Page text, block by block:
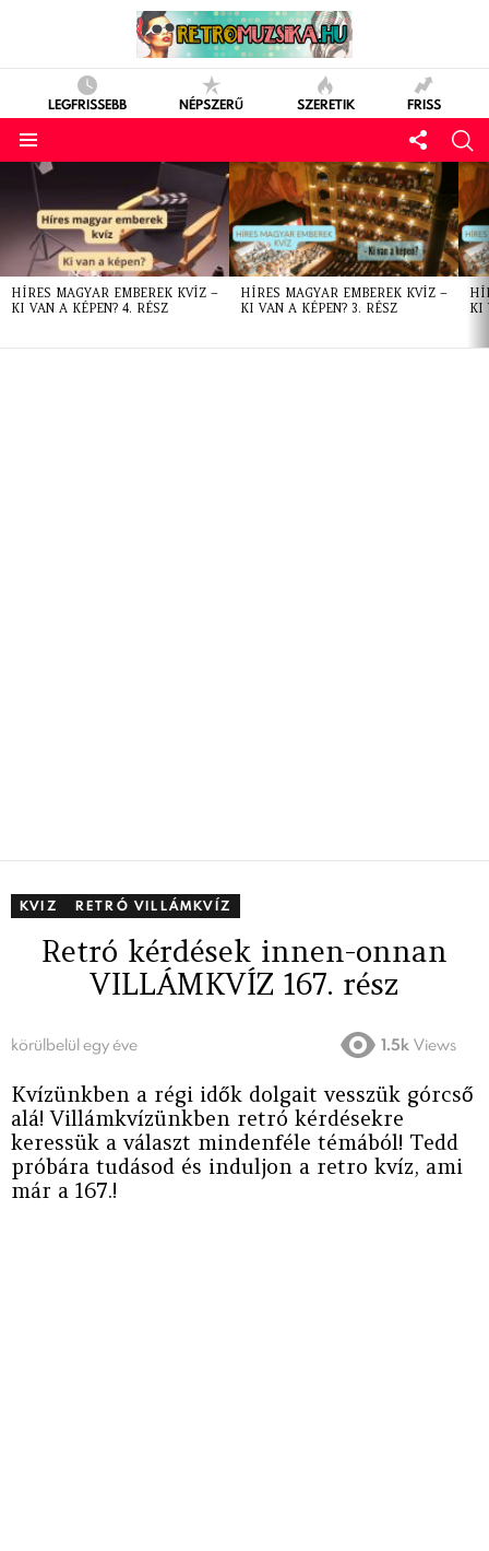
LEGFRISSEBB NÉPSZERŰ SZERETIK FRISS
LATEST
STORIES
HÍRES MAGYAR EMBEREK KVÍZ –
KI VAN A KÉPEN? 4. RÉSZ
HÍRES MAGYAR EMBEREK KVÍZ –
KI VAN A KÉPEN? 3. RÉSZ
KI
KVIZ RETRÓ VILLÁMKVÍZ
Retró kérdések innen-onnan
VILLÁMKVÍZ 167. rész
körülbelül egy éve 1.5k Views
Kvízünkben a régi idők dolgait vesszük górcső
alá! Villámkvízünkben retró kérdésekre
keressük a választ mindenféle témából! Tedd
próbára tudásod és induljon a retro kvíz, ami
már a 167.!